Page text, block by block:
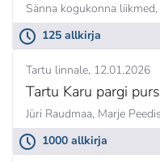
Sänna kogukonna liikmed,
125 allkirja
Tartu linnale 12.01.2026
Tartu Karu pargi
Jüri Raudmaa, Marje
1000 allkirja